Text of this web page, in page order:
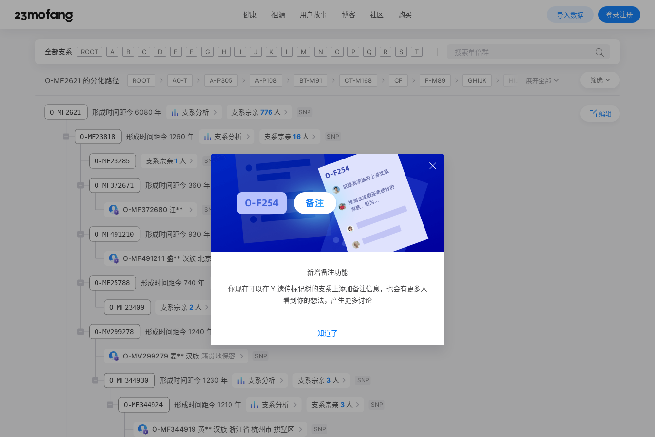
健康 祖源 用户故事 博客 社区 购买 导入数据 登录注册
全部支系 ROOT A B C D E F G H I J K L M N O P Q R S T
O-MF2621 的分化路径 ROOT A0-T A-P305 A-P108 BT-M91 CT-M168 CF F-M89 GHIJK HIJK
O-P164 O-M134 O-F450 O-F122 O-F114 O-F629
O-FGC16847 O-Z26092 O-F242 O-F1116 O-F273 O-Y20147
展开全部 筛选
O-MF2621 形成时间距今 6080 年 支系分析 支系宗亲 776 人 SNP
O-MF23818 形成时间距今 1260 年 支系分析 支系宗亲 16 人 SNP
O-MF23285 支系宗亲 1 人 SNP
O-MF372671 形成时间距今 360 年 支系分析 SNP
O-MF491210 形成时间距今 930 年
O-MF25788 形成时间距今 740 年
O-MV299278 形成时间距今 1240 年 4人
O-MF372680 江** SNP
O-MF491211 盛** 汉族 北京市 市辖区 平谷区
O-MF23409 支系宗亲 2 人
O-MV299279 麦** 汉族 籍贯地保密 SNP
O-MF344930 形成时间距今 1230 年 支系分析 支系宗亲 3 人 SNP
O-MF344924 形成时间距今 1210 年 支系分析 支系宗亲 3 人 SNP
O-MF344919 黄** 汉族 浙江省 杭州市 拱墅区 SNP
编辑
新增备注功能
你现在可以在 Y 遗传标记树的支系上添加备注信息，也会有更多人
看到你的想法，产生更多讨论
知道了